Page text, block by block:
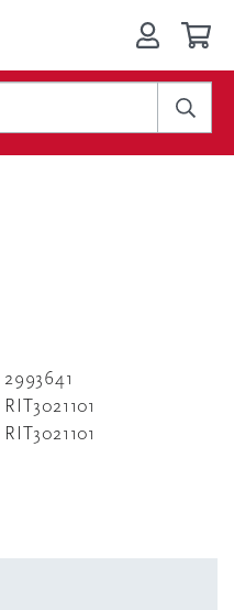
2993641
RIT3021101
RIT3021101